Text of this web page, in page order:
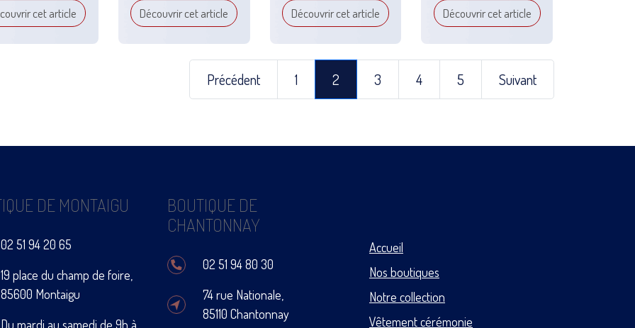
cet article Découvrir cet article Découvrir cet article Découvrir cet article
Précédent 1 2 3 4 5 Suivant
DE MONTAIGU
02 51 94 20 65
19 place du champ de foire,
85600 Montaigu
Du mardi au samedi de 9h à
BOUTIQUE DE
CHANTONNAY
02 51 94 80 30
74 rue Nationale,
85110 Chantonnay
Accueil
Nos boutiques
Notre collection
Vêtement cérémonie